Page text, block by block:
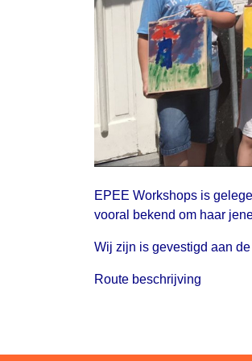
EPEE Workshops is
vooral bekend om haar
Wij zijn is gevestigd aan
Route beschrijving